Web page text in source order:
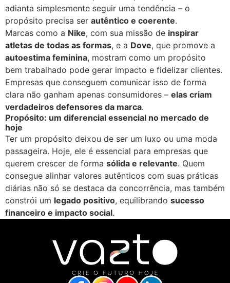
adianta simplesmente seguir uma tendência – o
propósito precisa ser autêntico e coerente.
Marcas como a Nike, com sua missão de inspirar
atletas de todas as formas, e a Dove, que promove a
autoestima feminina, mostram como um propósito
bem trabalhado pode gerar impacto e fidelizar clientes.
Empresas que conseguem comunicar isso de forma
clara não ganham apenas consumidores – elas criam
verdadeiros defensores da marca.
Propósito: um diferencial essencial no mercado de
hoje
Ter um propósito deixou de ser um luxo ou uma moda
passageira. Hoje, ele é essencial para empresas que
querem crescer de forma sólida e relevante. Quem
consegue alinhar valores autênticos com suas práticas
diárias não só se destaca da concorrência, mas também
constrói um legado positivo, equilibrando sucesso
financeiro e impacto social.